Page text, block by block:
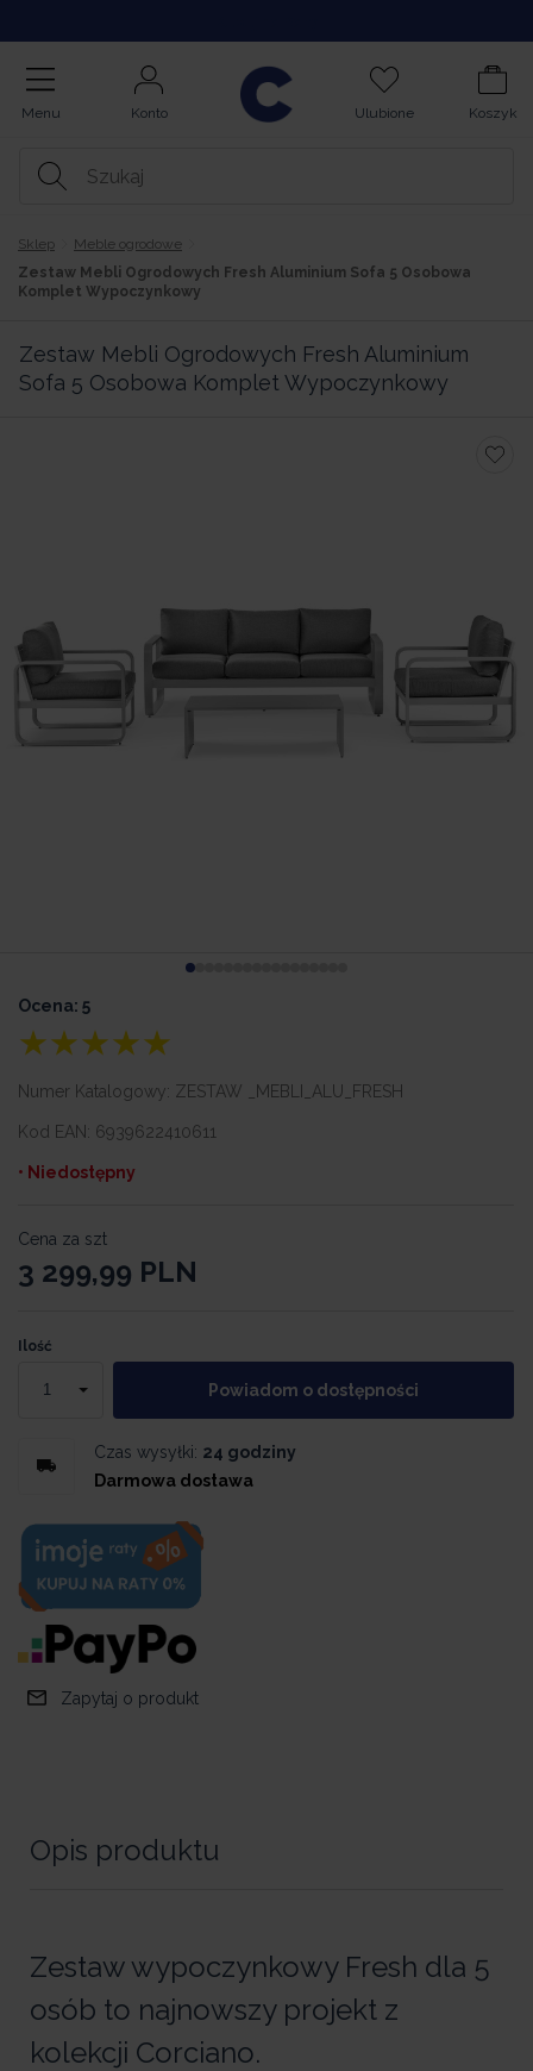
Menu Konto Ulubione Koszyk
Sklep
Meble ogrodowe
Zestaw Mebli Ogrodowych Fresh Aluminium Sofa 5 Osobowa
Komplet Wypoczynkowy
Zestaw Mebli Ogrodowych Fresh Aluminium
Sofa 5 Osobowa Komplet Wypoczynkowy
Ocena: 5
Numer Katalogowy: ZESTAW _MEBLI_ALU_FRESH
Kod EAN: 6939622410611
• Niedostępny
Cena za szt
3 299,99 PLN
Ilość
Powiadom o dostępności
Czas wysyłki: 24 godziny
Darmowa dostawa
Zapytaj o produkt
Opis produktu
Zestaw wypoczynkowy Fresh dla 5
osób to najnowszy projekt z
kolekcji Corciano.